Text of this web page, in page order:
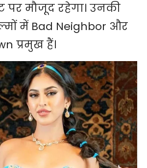
पर मौजूद रहेगा। उनकी
में Bad Neighbor और
प्रमुख हैं।